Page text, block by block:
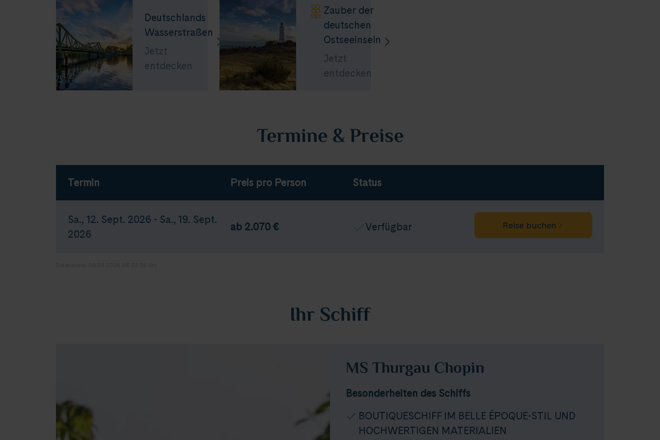
Deutschlands
Wasserstraßen
Jetzt
entdecken
Zauber der
deutschen
Ostseeinseln
Jetzt
entdecken
Termine & Preise
Termin Preis pro Person Status
Sa., 12. Sept. 2026 - Sa., 19. Sept.
2026
ab 2.070 € Verfügbar Reise buchen
Ihr Schiff
MS Thurgau Chopin
Besonderheiten des Schiffs
BOUTIQUESCHIFF IM BELLE ÉPOQUE-STIL UND
HOCHWERTIGEN MATERIALIEN